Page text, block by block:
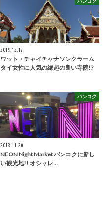
2019.12.17
ワット・チャイチャナソンクラーム
タイ女性に人気の縁起の良い寺院!?
バンコク
2018.11.20
NEON Night Market バンコクに新し
い観光地!! オシャレ…